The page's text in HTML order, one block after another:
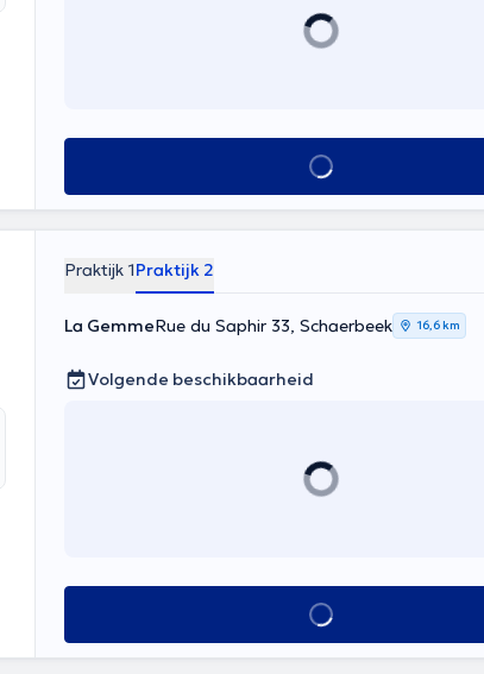
Alles zien
Praktijk 1Praktijk 2
La GemmeRue du Saphir 33, Schaerbeek 16,6 km
Volgende beschikbaarheid
Alles zien